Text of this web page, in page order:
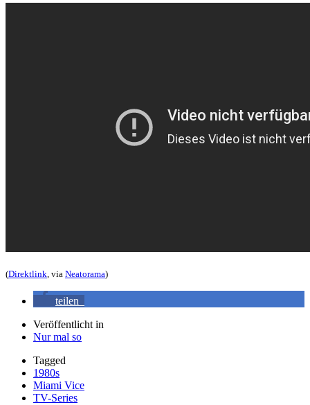
(Direktlink, via Neatorama)
teilen
Veröffentlicht in
Nur mal so
Tagged
1980s
Miami Vice
TV-Series